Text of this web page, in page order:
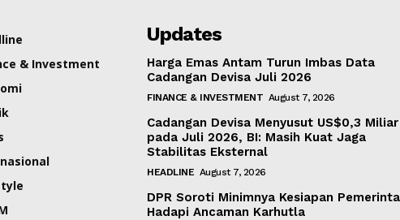
& Investment
Updates
Harga Emas Antam Turun Imbas Data
Cadangan Devisa Juli 2026
FINANCE & INVESTMENT August 7, 2026
Cadangan Devisa Menyusut US$0,3 Miliar
pada Juli 2026, BI: Masih Kuat Jaga
Stabilitas Eksternal
HEADLINE August 7, 2026
DPR Soroti Minimnya Kesiapan
Hadapi Ancaman Karhutla